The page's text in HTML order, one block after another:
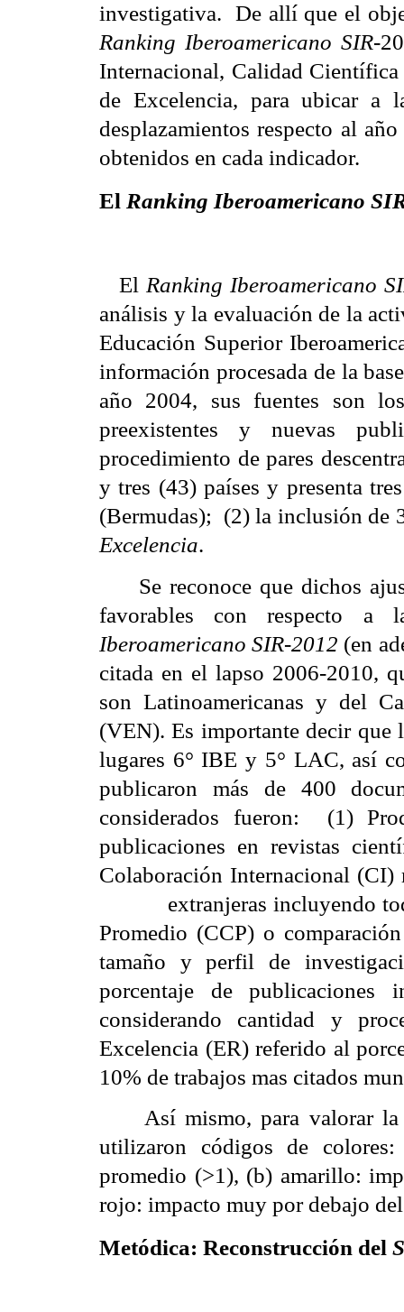
investigativa. De allí que el
Ranking Iberoamericano SIR-
Internacional, Calidad
de Excelencia, para ubicar a
desplazamientos respecto al
obtenidos en cada indicador.
El Ranking Iberoamericano
El Ranking Iberoamericano
análisis y la evaluación de la
Educación Superior
información procesada de la
año 2004, sus fuentes son
preexistentes y nuevas
procedimiento de pares
y tres (43) países y presenta
(Bermudas); (2) la inclusión de
Excelencia.
Se reconoce que dichos
favorables con respecto
Iberoamericano SIR-2012 (en
citada en el lapso 2006-2010,
son Latinoamericanas y del
(VEN). Es importante decir que
lugares 6° IBE y 5° LAC, así
publicaron más de 400
considerados fueron:
(1)
publicaciones en revistas
Colaboración Internacional
extranjeras incluyendo
Promedio (CCP) o
tamaño y perfil de
porcentaje de publicaciones
considerando cantidad y
Excelencia (ER) referido al
10% de trabajos mas citados
Así mismo, para valorar
utilizaron códigos de
promedio (>1), (b) amarillo:
rojo: impacto muy por debajo
Metódica: Reconstrucción del